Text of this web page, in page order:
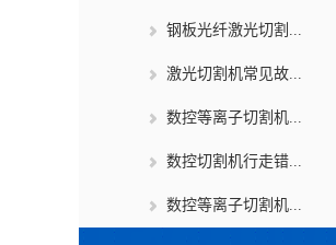
钢板光纤激光切割...
激光切割机常见故...
数控等离子切割机...
数控切割机行走错...
数控等离子切割机...